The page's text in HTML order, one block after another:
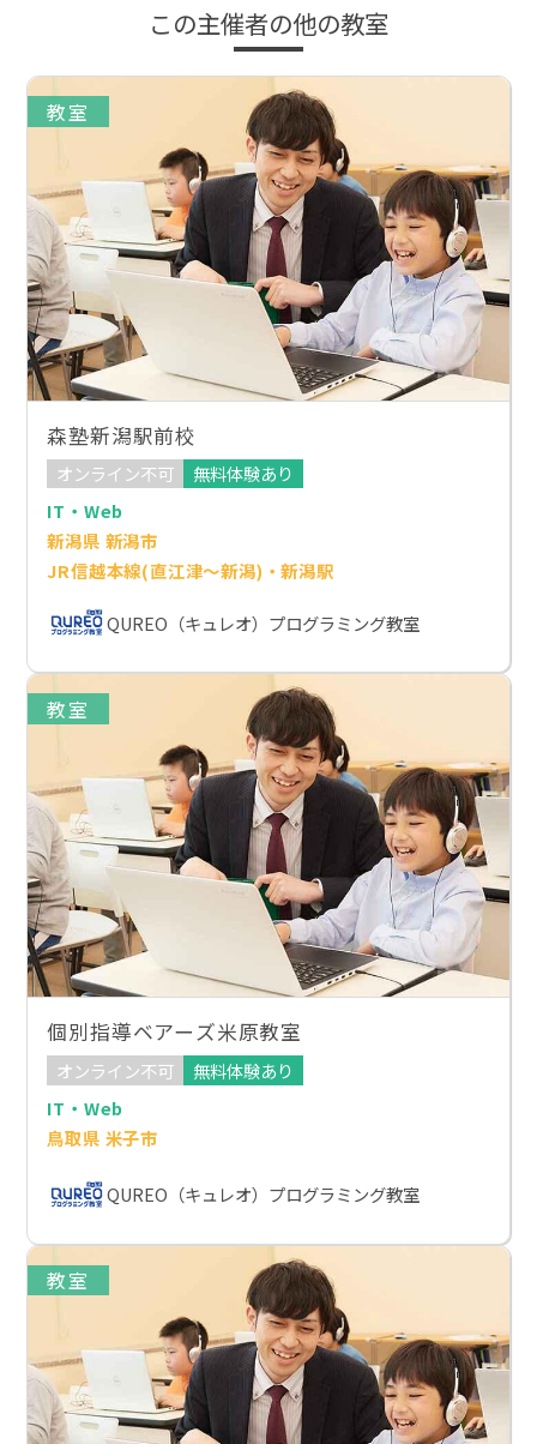
この主催者の他の教室
教室
森塾新潟駅前校
オンライン不可
無料体験あり
IT・Web
新潟県 新潟市
JR信越本線(直江津～新潟)・新潟駅
QUREO（キュレオ）プログラミング教室
教室
個別指導ベアーズ米原教室
オンライン不可
無料体験あり
IT・Web
鳥取県 米子市
QUREO（キュレオ）プログラミング教室
教室